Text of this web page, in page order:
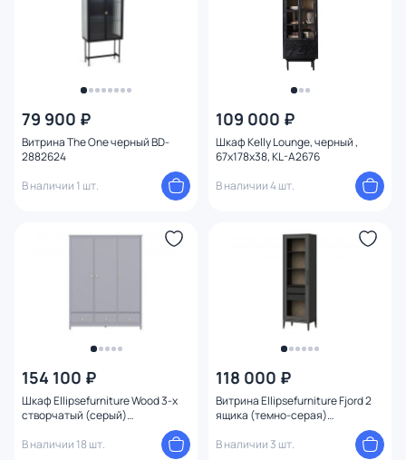
79 900 ₽
Витрина The One черный BD-
2882624
В наличии 1 шт.
109 000 ₽
Шкаф Kelly Lounge, черный ,
67x178x38, KL-A2676
В наличии 4 шт.
154 100 ₽
Шкаф Ellipsefurniture Wood 3-х
створчатый (серый)
В наличии 18 шт.
118 000 ₽
Витрина Ellipsefurniture Fjord 2
ящика (темно-серая)
В наличии 3 шт.